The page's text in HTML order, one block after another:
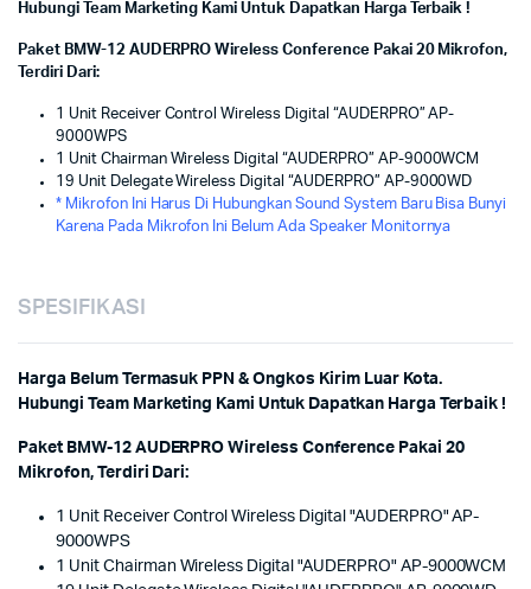
Hubungi Team Marketing Kami Untuk Dapatkan Harga Terbaik !
Paket BMW-12 AUDERPRO Wireless Conference Pakai 20 Mikrofon,
Terdiri Dari:
1 Unit Receiver Control Wireless Digital “AUDERPRO” AP-
9000WPS
1 Unit Chairman Wireless Digital “AUDERPRO” AP-9000WCM
19 Unit Delegate Wireless Digital “AUDERPRO” AP-9000WD
* Mikrofon Ini Harus Di Hubungkan Sound System Baru Bisa Bunyi
Karena Pada Mikrofon Ini Belum Ada Speaker Monitornya
SPESIFIKASI
Harga Belum Termasuk PPN & Ongkos Kirim Luar Kota.
Hubungi Team Marketing Kami Untuk Dapatkan Harga Terbaik !
Paket BMW-12 AUDERPRO Wireless Conference Pakai 20
Mikrofon, Terdiri Dari:
1 Unit Receiver Control Wireless Digital "AUDERPRO" AP-
9000WPS
1 Unit Chairman Wireless Digital "AUDERPRO" AP-9000WCM